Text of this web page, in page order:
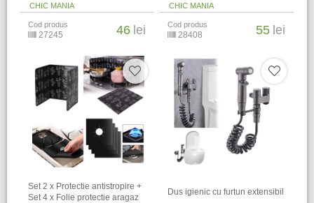
CHIC MANIA
Cod produs
27245 46 lei
CHIC MANIA
Cod produs
28408 55 lei
Set 2 x Protectie antistropire +
Set 4 x Folie protectie aragaz
Dus igienic cu furtun extensibil